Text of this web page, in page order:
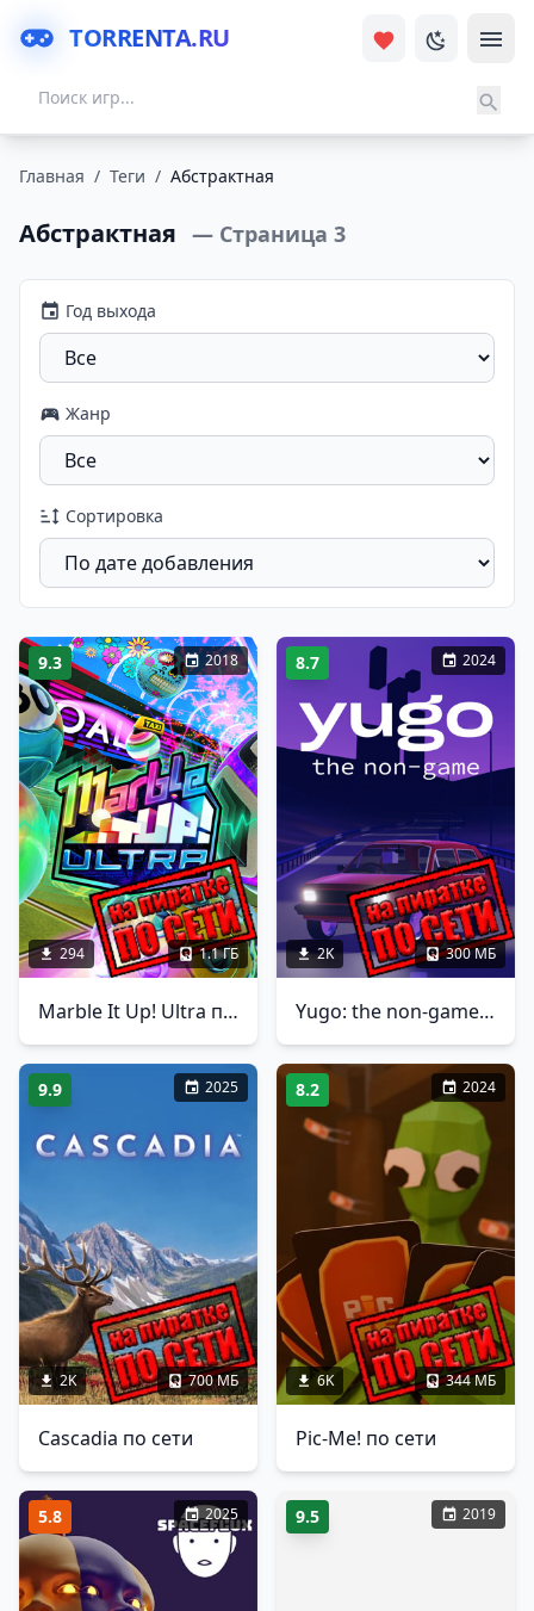
TORRENTA.RU
Главная / Теги / Абстрактная
Абстрактная — Страница 3
Год выхода
Жанр
Сортировка
9.3 2018
294 1.1 ГБ
Marble It Up! Ultra по сети
8.7 2024
2K 300 МБ
Yugo: the non-game по сети
9.9 2025
2K 700 МБ
Cascadia по сети
8.2 2024
6K 344 МБ
Pic-Me! по сети
5.8 2025 9.5 2019